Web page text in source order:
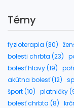
Témy
fyzioterapia (30)
bolesti chrbta (23)
bolesť hlavy (19)
akútna bolesť (12)
šport (10) platničky
bolesť chrbta (8)